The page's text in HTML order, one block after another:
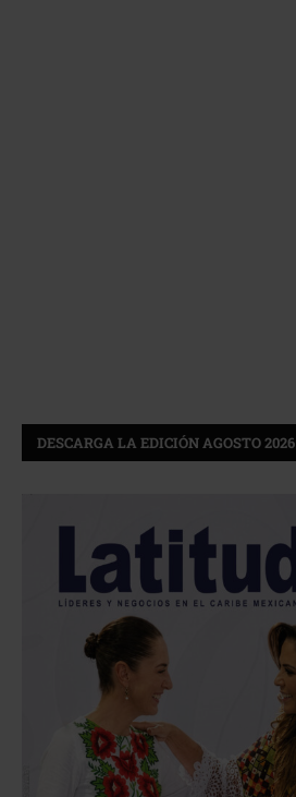
DESCARGA LA EDICIÓN AGOSTO 2026